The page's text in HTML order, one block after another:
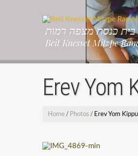
בית כנסת מצפה רמות
Beit Knesset Mitzpe
Home/ Photos /